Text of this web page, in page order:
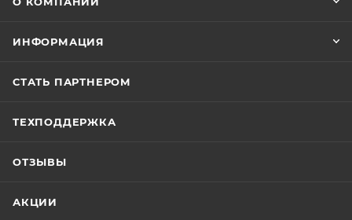
ИНФОРМАЦИЯ
СТАТЬ ПАРТНЕРОМ
ТЕХПОДДЕРЖКА
ОТЗЫВЫ
АКЦИИ